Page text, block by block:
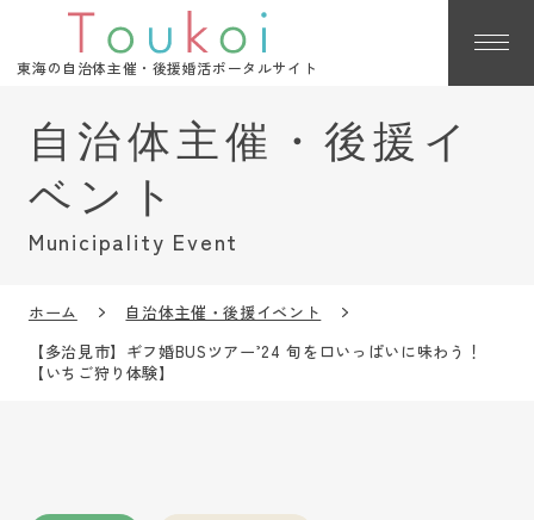
東海の自治体主催・後援婚活ポータルサイト
Municipality Event
ホーム
自治体主催・後援イベント
【多治見市】ギフ婚BUSツアー’24 旬を口いっぱいに味わう！
【いちご狩り体験】